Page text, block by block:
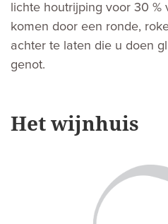
lichte houtrijping voor 30 %
komen door een ronde,
achter te laten die u doen
genot.
Het wijnhuis